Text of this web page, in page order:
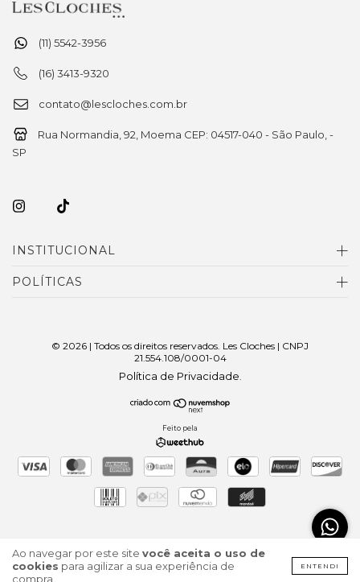
Ao navegar por este site você aceita o uso de
cookies para agilizar a sua experiência de
compra.
ENTENDI
(11) 5542-3956
(16) 3413-9320
contato@lescloches.com.br
Rua Normandia, 92, Moema CEP: 04517-040 - São Paulo, -
SP
INSTITUCIONAL
POLÍTICAS
© 2026 | Todos os direitos reservados. Les Cloches | CNPJ
21.554.108/0001-04
Política de Privacidade
Feito pela